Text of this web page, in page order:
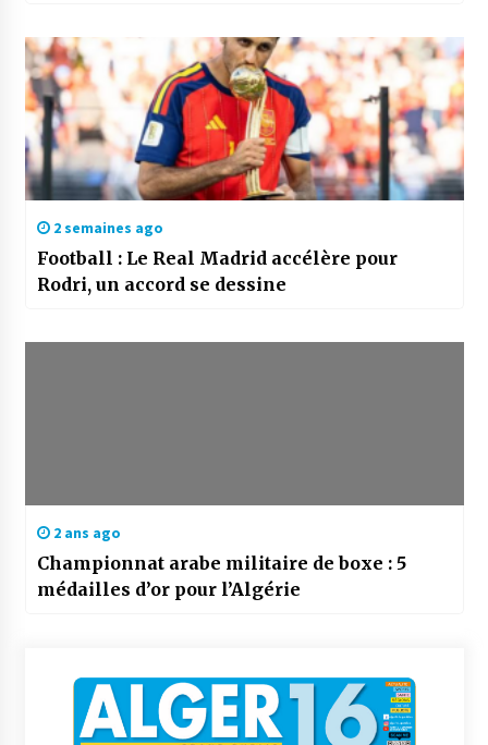
2 semaines ago
Football : Le Real Madrid accélère pour
Rodri, un accord se dessine
2 ans ago
Championnat arabe militaire de boxe : 5
médailles d’or pour l’Algérie